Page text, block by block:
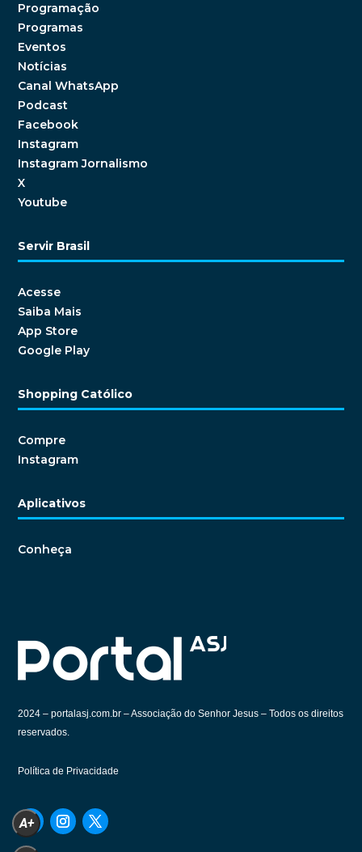
Programação
Programas
Eventos
Notícias
Canal WhatsApp
Podcast
Facebook
Instagram
Instagram Jornalismo
X
Youtube
Servir Brasil
Acesse
Saiba Mais
App Store
Google Play
Shopping Católico
Compre
Instagram
Aplicativos
Conheça
2024 –portalasj.com.br – Associação do Senhor Jesus – Todos os direitos
reservados.
Política de Privacidade
A+